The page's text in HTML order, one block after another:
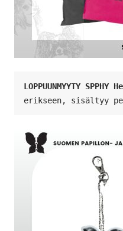
LOPPUUNMYYTY
erikseen, sisältyy